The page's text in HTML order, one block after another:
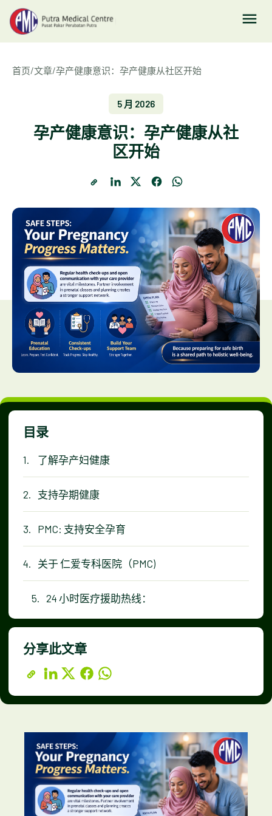
首页/文章/孕产健康意识：孕产健康从社区开始
5 月 2026
孕产健康意识：孕产健康从社
区开始
复制链接
LinkedIn
X FacebookWhatsApp
目录
了解孕产妇健康
支持孕期健康
PMC: 支持安全孕育
关于 仁爱专科医院（PMC)
24 小时医疗援助热线：
分享此文章
复制链接
LinkedIn
X FacebookWhatsApp